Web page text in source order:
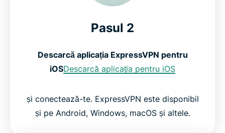
Pasul 2
Descarcă aplicația ExpressVPN pentru
iOSDescarcă aplicația pentru iOS
și conectează-te. ExpressVPN este disponibil
și pe Android, Windows, macOS și altele.